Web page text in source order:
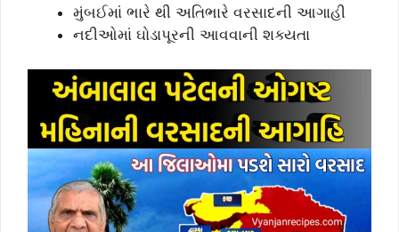
મુંબઈમાં ભારે થી અતિભારે વરસાદની આગાહી
નદીઓમાં ઘોડાપૂરની આવવાની શક્યતા